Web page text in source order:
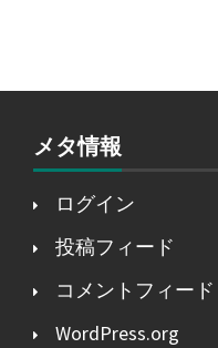
メタ情報
ログイン
投稿フィード
コメントフィード
WordPress.org